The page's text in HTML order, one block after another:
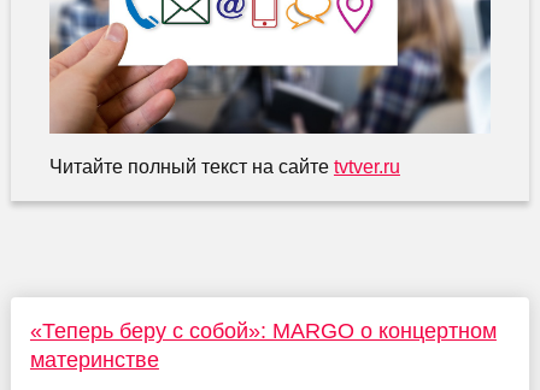
Читайте полный текст на сайте tvtver.ru
«Теперь беру с собой»: MARGO о концертном
материнстве